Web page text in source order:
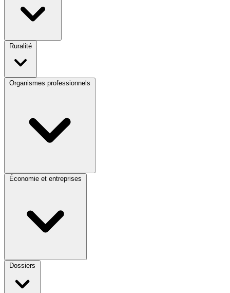
Ruralité
Organismes professionnels
Économie et entreprises
Dossiers